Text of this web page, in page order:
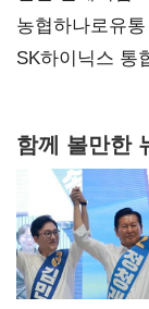
확대
농협하나로유
과징금 4억
SK하이닉스 통
함께 볼만한